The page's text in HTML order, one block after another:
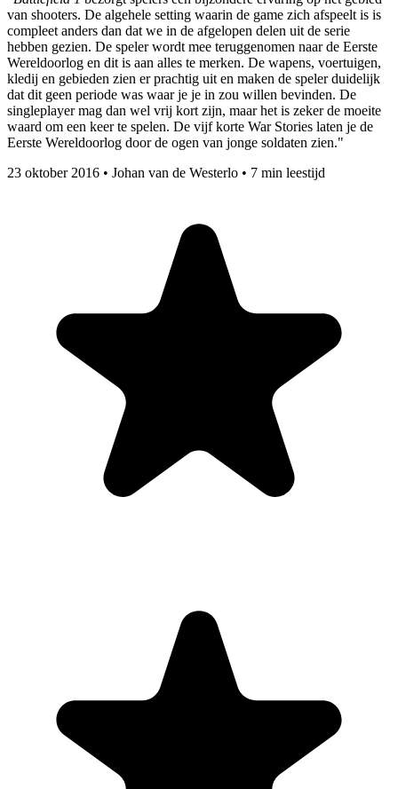
van shooters. De algehele setting waarin de game zich afspeelt is is
compleet anders dan dat we in de afgelopen delen uit de serie
hebben gezien. De speler wordt mee teruggenomen naar de Eerste
Wereldoorlog en dit is aan alles te merken. De wapens, voertuigen,
kledij en gebieden zien er prachtig uit en maken de speler duidelijk
dat dit geen periode was waar je je in zou willen bevinden. De
singleplayer mag dan wel vrij kort zijn, maar het is zeker de moeite
waard om een keer te spelen. De vijf korte War Stories laten je de
Eerste Wereldoorlog door de ogen van jonge soldaten zien."
23 oktober 2016 • Johan van de Westerlo • 7 min leestijd